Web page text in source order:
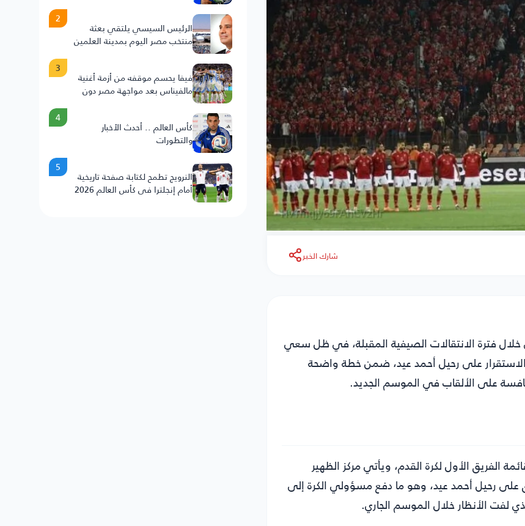
شارك الخبر
خلال فترة الانتقالات الصيفية المقبلة، في ظل سعي
الاستقرار على رحيل أحمد عيد، ضمن خطة واضحة
على الألقاب في الموسم الجديد.
الفريق الأول لكرة القدم، ويأتي مركز الظهير
على رحيل أحمد عيد، وهو ما دفع مسؤولي الكرة إلى
لفت الأنظار خلال الموسم الجاري.
الرئيس السيسي يلتقي بعثة
منتخب مصر اليوم بمدينة العلمين
2
فيفا يحسم موقفه من أزمة أغنية
مالفيناس بعد مواجهة مصر دون
3
كأس العالم .. أحدث الأخبار
والتطورات
4
النرويج تطمح لكتابة صفحة تاريخية
أمام إنجلترا في كأس العالم 2026
5